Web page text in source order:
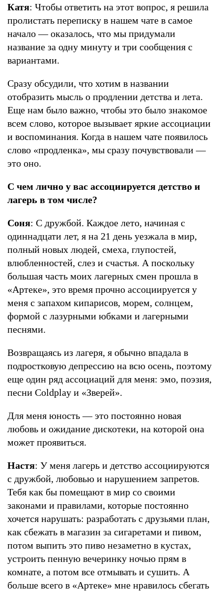
Катя: Чтобы ответить на этот вопрос, я решила
пролистать переписку в нашем чате в самое
начало — оказалось, что мы придумали
название за одну минуту и три сообщения с
вариантами.
Сразу обсудили, что хотим в названии
отобразить мысль о продлении детства и лета.
Еще нам было важно, чтобы это было знакомое
всем слово, которое вызывает яркие ассоциации
и воспоминания. Когда в нашем чате появилось
слово «продленка», мы сразу почувствовали —
это оно.
С чем лично у вас ассоциируется детство и
лагерь в том числе?
Соня: С дружбой. Каждое лето, начиная с
одиннадцати лет, я на 21 день уезжала в мир,
полный новых людей, смеха, глупостей,
влюбленностей, слез и счастья. А поскольку
большая часть моих лагерных смен прошла в
«Артеке», это время прочно ассоциируется у
меня с запахом кипарисов, морем, солнцем,
формой с лазурными юбками и лагерными
песнями.
Возвращаясь из лагеря, я обычно впадала в
подростковую депрессию на всю осень, поэтому
еще один ряд ассоциаций для меня: эмо, поэзия,
песни Coldplay и «Зверей».
Для меня юность — это постоянно новая
любовь и ожидание дискотеки, на которой она
может проявиться.
Настя: У меня лагерь и детство ассоциируются
с дружбой, любовью и нарушением запретов.
Тебя как бы помещают в мир со своими
законами и правилами, которые постоянно
хочется нарушать: разработать с друзьями план,
как сбежать в магазин за сигаретами и пивом,
потом выпить это пиво незаметно в кустах,
устроить пенную вечеринку ночью прям в
комнате, а потом все отмывать и сушить. А
больше всего в «Артеке» мне нравилось сбегать